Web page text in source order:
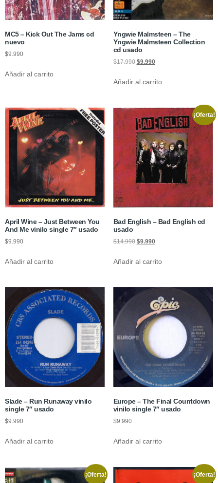
MC5 – Kick Out The Jams cd
nuevo
$9.990
Añadir al carrito
Yngwie Malmsteen – The
Yngwie Malmsteen Collection
cd usado
$17.990 $9.990
Añadir al carrito
April Wine – Just Between You
And Me vinilo single 7″ usado
$9.990
Añadir al carrito
¡Oferta!
Bad English – Bad English cd
usado
$14.990 $9.990
Añadir al carrito
Slade – Run Runaway vinilo
single 7″ usado
$9.990
Añadir al carrito
Europe – The Final Countdown
vinilo single 7″ usado
$9.990
Añadir al carrito
¡Oferta! ¡Oferta!